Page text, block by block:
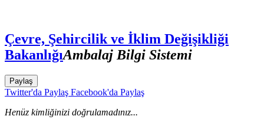
Çevre, Şehircilik ve İklim Değişikliği
BakanlığıAmbalaj Bilgi Sistemi
Paylaş
Twitter'da Paylaş Facebook'da Paylaş
Henüz kimliğinizi doğrulamadınız...